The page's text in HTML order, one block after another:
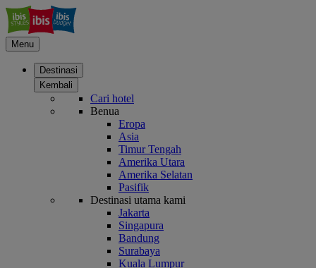
Menu
Destinasi
Kembali
Cari hotel
Benua
Eropa
Asia
Timur Tengah
Amerika Utara
Amerika Selatan
Pasifik
Destinasi utama kami
Jakarta
Singapura
Bandung
Surabaya
Kuala Lumpur